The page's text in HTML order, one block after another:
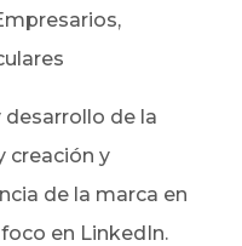
desarrollo de la
creación y
de la marca en
en LinkedIn.